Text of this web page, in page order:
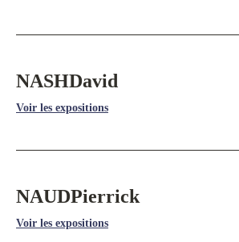
NASHDavid
Voir les expositions
NAUDPierrick
Voir les expositions